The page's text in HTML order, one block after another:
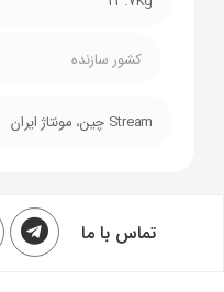
کشور سازنده
Stream چین، مونتاژ ایران
تماس با ما